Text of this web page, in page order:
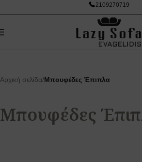
2109270719
Αρχική σελίδα/Μπουφέδες Έπιπλα
Μπουφέδες